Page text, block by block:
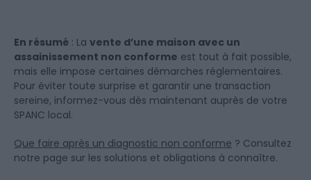
En résumé : La vente d’une maison avec un
assainissement non conforme est tout à fait possible,
mais elle impose certaines démarches réglementaires.
Pour éviter toute surprise et garantir une transaction
sereine, informez-vous dès maintenant auprès de votre
SPANC local.
Que faire après un diagnostic non conforme ? Consultez
notre page sur les solutions et obligations à connaître.